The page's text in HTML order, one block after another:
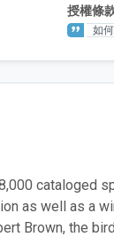
授權條
如
cataloged
as well as a
Brown, the